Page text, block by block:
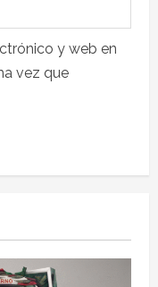
y web en
vez que